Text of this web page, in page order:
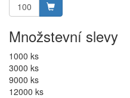
Množstevní slevy
1000 ks
3000 ks
9000 ks
12000 ks